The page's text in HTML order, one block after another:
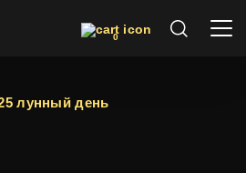
0
лунный день